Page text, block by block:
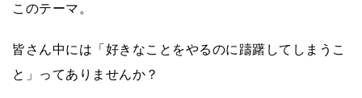
このテーマ。
皆さん中には「好きなことをやるのに躊躇してしまうこ
と」ってありませんか？